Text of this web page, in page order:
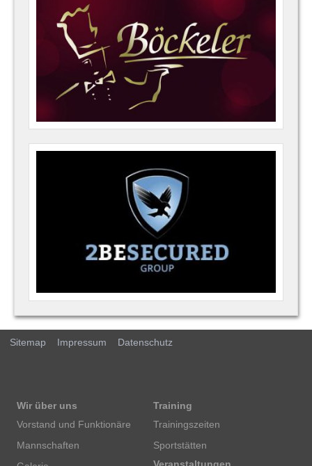
Sitemap Impressum Datenschutz
Wir über uns
Vorstand und Funktionäre
Mannschaften
Training
Trainingszeiten
Sportstätten
Veranstaltungen